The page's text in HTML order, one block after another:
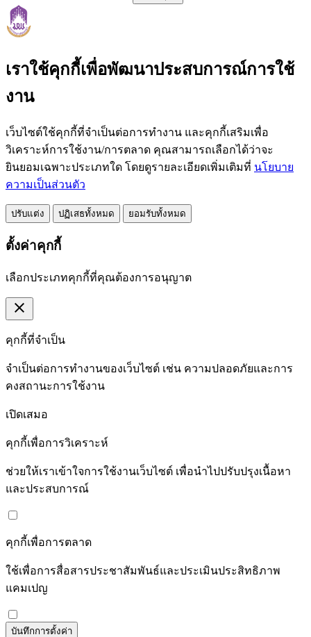
เราใช้คุกกี้เพื่อพัฒนาประสบการณ์การใช้
งาน
เว็บไซต์ใช้คุกกี้ที่จำเป็นต่อการทำงาน และคุกกี้เสริมเพื่อ
วิเคราะห์การใช้งาน/การตลาด คุณสามารถเลือกได้ว่าจะ
ยินยอมเฉพาะประเภทใด โดยดูรายละเอียดเพิ่มเติมที่ นโยบาย
ความเป็นส่วนตัว
ปรับแต่ง ปฏิเสธทั้งหมด ยอมรับทั้งหมด
ตั้งค่าคุกกี้
เลือกประเภทคุกกี้ที่คุณต้องการอนุญาต
close
คุกกี้ที่จำเป็น
จำเป็นต่อการทำงานของเว็บไซต์ เช่น ความปลอดภัยและการ
คงสถานะการใช้งาน
เปิดเสมอ
คุกกี้เพื่อการวิเคราะห์
ช่วยให้เราเข้าใจการใช้งานเว็บไซต์ เพื่อนำไปปรับปรุงเนื้อหา
และประสบการณ์
คุกกี้เพื่อการตลาด
ใช้เพื่อการสื่อสารประชาสัมพันธ์และประเมินประสิทธิภาพ
แคมเปญ
บันทึกการตั้งค่า